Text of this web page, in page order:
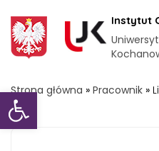
Otwórz pasek
Instytut
Strona główna » Pracownik »